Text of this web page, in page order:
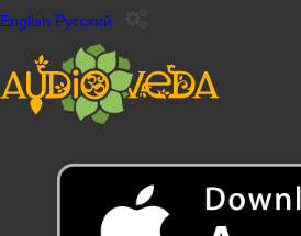
English Русский